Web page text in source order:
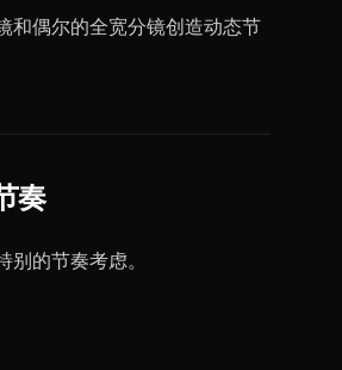
和偶尔的全宽分镜创造动态节
奏
别的节奏考虑。